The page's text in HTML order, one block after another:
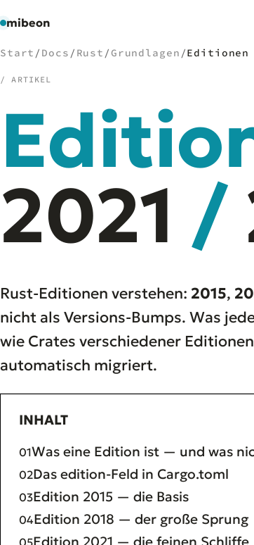
mibeon
NAVIGATION
01Start
03Projekte
Leistungen
05Docs
Tools
Start / Docs / Rust /Grundlagen /
/ ARTIKEL
2021 /
Rust-Editionen verstehen: 2015,
nicht als Versions-Bumps. Was
wie Crates verschiedener
automatisch migriert.
INHALT
Was eine Edition ist — und was
Das edition-Feld in Cargo.toml
Edition 2015 — die Basis
Edition 2018 — der große Sprung
Edition 2021 — die feinen Schliffe